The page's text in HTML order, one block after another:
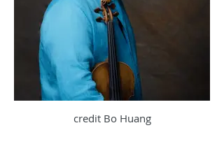
credit Bo Huang